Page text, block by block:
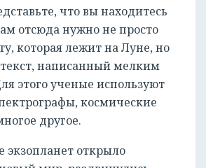
что вы находитесь
отсюда нужно не просто
которая лежит на Луне, но
написанный мелким
этого ученые используют
космические
другое.
экзопланет открыло